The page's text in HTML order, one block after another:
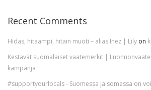
Recent Comments
Hidas, hitaampi, hitain muoti – alias Inez | Lily on
Kestävät suomalaiset vaatemerkit |
kampanja
#supportyourlocals - Suomessa ja somessa on